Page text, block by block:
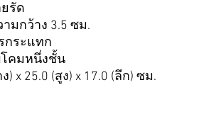
รัด
มกว้าง 3.5 ซม.
กระแทก
โคมหนึ่งชั้น
x 25.0 (สูง) x 17.0 (ลึก) ซม.